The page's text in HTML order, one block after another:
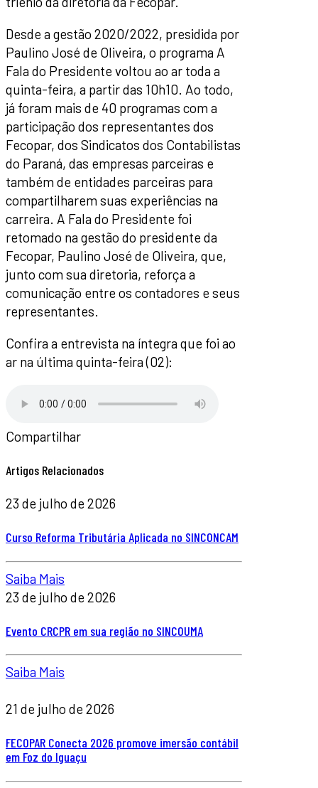
Desde a gestão 2020/2022, presidida por
Paulino José de Oliveira, o programa A
Fala do Presidente voltou ao ar toda a
quinta-feira, a partir das 10h10. Ao todo,
já foram mais de 40 programas com a
participação dos representantes dos
Fecopar, dos Sindicatos dos Contabilistas
do Paraná, das empresas parceiras e
também de entidades parceiras para
compartilharem suas experiências na
carreira. A Fala do Presidente foi
retomado na gestão do presidente da
Fecopar, Paulino José de Oliveira, que,
junto com sua diretoria, reforça a
comunicação entre os contadores e seus
representantes.
Confira a entrevista na íntegra que foi ao
ar na última quinta-feira (02):
Compartilhar
Artigos Relacionados
23 de julho de 2026
Curso Reforma Tributária Aplicada no SINCONCAM
Saiba Mais
23 de julho de 2026
Evento CRCPR em sua região no SINCOUMA
Saiba Mais
21 de julho de 2026
FECOPAR Conecta 2026 promove imersão contábil
em Foz do Iguaçu